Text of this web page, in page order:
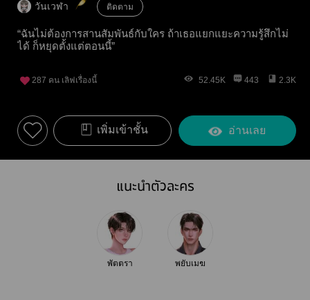
วันเวฬา ติดตาม
“ฉันไม่ต้องการสานสัมพันธ์กับใคร ถ้าเธอแยกแยะความรู้สึกไม่
ได้ ก็หยุดตั้งแต่ตอนนี้”
287 คน เลิฟเรื่องนี้ 52.45K 443 2.3K
เพิ่มเข้าชั้น อ่านเลย
แนะนำตัวละคร
พัตตรา พยับเมฆ